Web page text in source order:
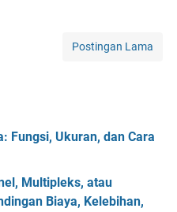
Postingan Lama
Fungsi, Ukuran, dan Cara
Multipleks, atau
Biaya, Kelebihan,